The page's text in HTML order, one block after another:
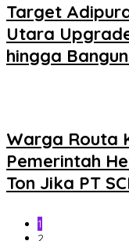
Target
Utara
hingga
Warga Routa
Pemerintah
Ton Jika PT
1
2